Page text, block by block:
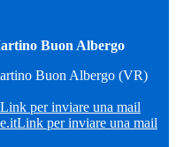
Buon Albergo
Buon Albergo (VR)
Link per inviare una mail
Link per inviare una mail